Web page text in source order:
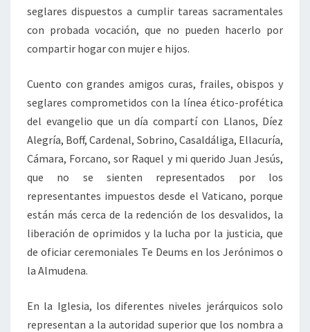
seglares dispuestos a cumplir tareas sacramentales
con probada vocación, que no pueden hacerlo por
compartir hogar con mujer e hijos.
Cuento con grandes amigos curas, frailes, obispos y
seglares comprometidos con la línea ético-profética
del evangelio que un día compartí con Llanos, Díez
Alegría, Boff, Cardenal, Sobrino, Casaldáliga, Ellacuría,
Cámara, Forcano, sor Raquel y mi querido Juan Jesús,
que no se sienten representados por los
representantes impuestos desde el Vaticano, porque
están más cerca de la redención de los desvalidos, la
liberación de oprimidos y la lucha por la justicia, que
de oficiar ceremoniales Te Deums en los Jerónimos o
la Almudena.
En la Iglesia, los diferentes niveles jerárquicos solo
representan a la autoridad superior que los nombra a